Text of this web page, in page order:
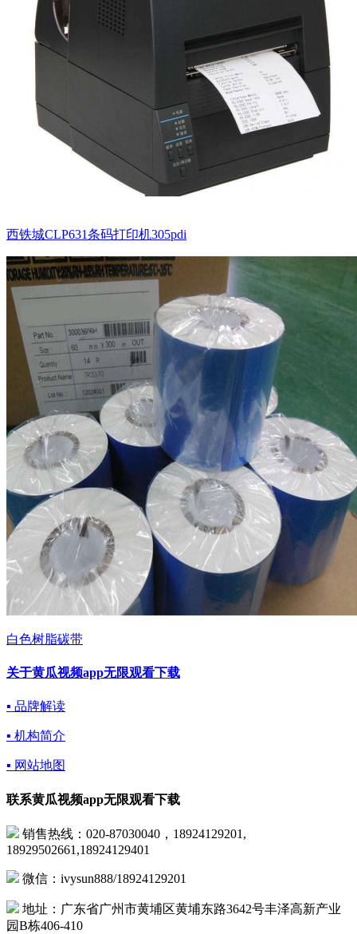
西铁城CLP631条码打印机305pdi
白色树脂碳带
关于黄瓜视频app无限观看下载
▪ 品牌解读
▪ 机构简介
▪ 网站地图
联系黄瓜视频app无限观看下载
销售热线：020-87030040，18924129201,
18929502661,18924129401
微信：ivysun888/18924129201
地址：广东省广州市黄埔区黄埔东路3642号丰泽高新产业
园B栋406-410